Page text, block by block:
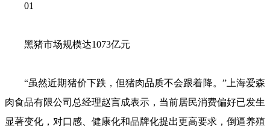
01
黑猪市场规模达1073亿元
“虽然近期猪价下跌，但猪肉品质不会跟着降。”上海爱森
肉食品有限公司总经理赵言成表示，当前居民消费偏好已发生
显著变化，对口感、健康化和品牌化提出更高要求，倒逼养殖